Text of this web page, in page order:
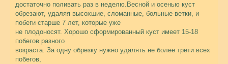
достаточно поливать раз в неделю.Весной и осенью куст
обрезают, удаляя высохшие, сломанные, больные ветки, и
побеги старше 7 лет, которые уже
не плодоносят. Хорошо сформированный куст имеет 15-18
побегов разного
возраста. За одну обрезку нужно удалять не более трети всех
побегов,